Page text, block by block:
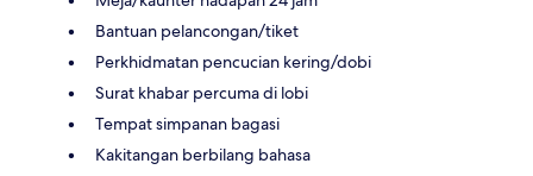
Bantuan pelancongan/tiket
Perkhidmatan pencucian kering/dobi
Surat khabar percuma di lobi
Tempat simpanan bagasi
Kakitangan berbilang bahasa